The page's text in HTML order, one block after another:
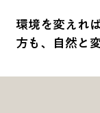
環境を変えれ
方も、自然と